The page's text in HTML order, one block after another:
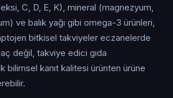
C, D, E, K), mineral (magnezyum,
ve balık yağı gibi omega-3 ürünleri,
bitkisel takviyeler eczanelerde
değil, takviye edici gıda
bilimsel kanıt kalitesi ürünten ürüne